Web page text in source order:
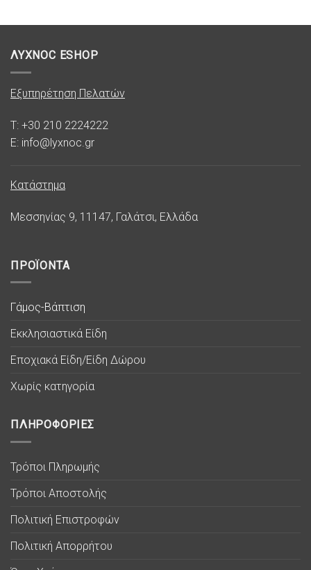
ΛΥΧΝΟC ESHOP
Εξυπηρέτηση Πελατών
T: +30 210 2224222
E: info@lyxnoc.gr
Κατάστημα
Μεσσηνίας 9, 11147, Γαλάτσι, Ελλάδα
ΠΡΟΪΟΝΤΑ
Γάμος-Βάπτιση
Εκκλησιαστικά Είδη
Εποχιακά Είδη/Είδη Δώρου
Χωρίς κατηγορία
ΠΛΗΡΟΦΟΡΙΕΣ
Τρόποι Πληρωμής
Τρόποι Αποστολής
Πολιτική Επιστροφών
Πολιτική Απορρήτου